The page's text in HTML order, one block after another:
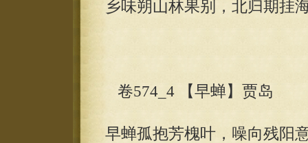
乡味朔山林果别，北归期挂
卷574_4 【早蝉】贾岛
早蝉孤抱芳槐叶，噪向残阳